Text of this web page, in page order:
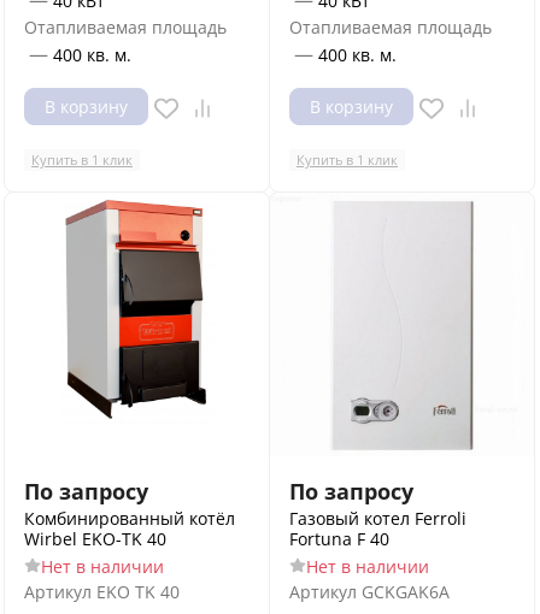
Отапливаемая площадь
— 400 кв. м.
В корзину
Купить в 1 клик
Отапливаемая площадь
— 400 кв. м.
В корзину
Купить в 1 клик
По запросу
Комбинированный котёл
Wirbel EKO-TK 40
Нет в наличии
Артикул EKO TK 40
По запросу
Газовый котел Ferroli
Fortuna F 40
Нет в наличии
Артикул GCKGAK6A